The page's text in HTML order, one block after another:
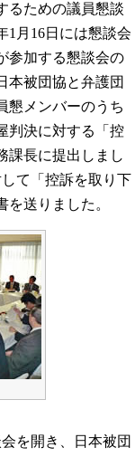
るための議員懇談
1月16日には懇談会
参加する懇談会の
本被団協と弁護団
懇メンバーのうち
判決に対する「控
課長に提出しまし
て「控訴を取り下
送りました。
を開き、日本被団